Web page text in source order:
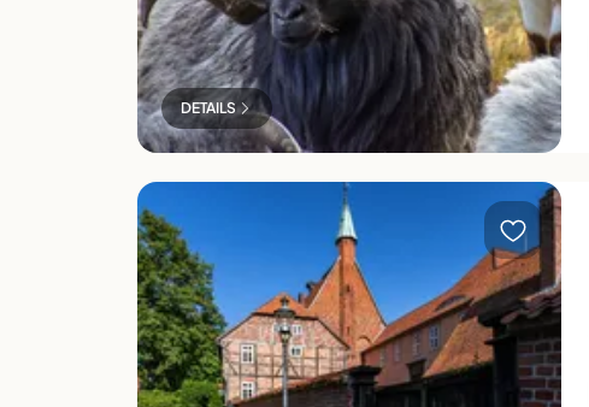
DETAILS
Heide-Kloster & Otter-Zentrum